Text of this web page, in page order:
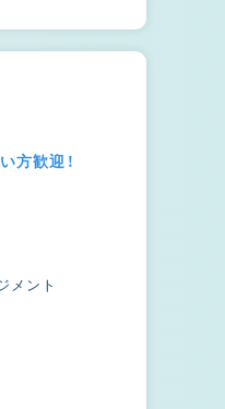
方歓迎！
メント